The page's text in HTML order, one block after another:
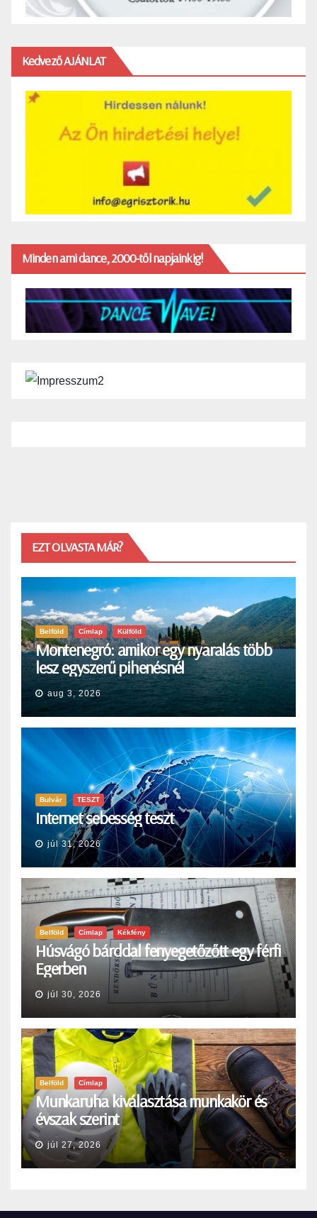
Kedvező AJÁNLAT
Minden ami dance, 2000-től napjainkig!
EZT OLVASTA MÁR?
Belföld Címlap Külföld
Montenegró: amikor egy nyaralás több
lesz egyszerű pihenésnél
aug 3, 2026
Bulvár TESZT
Internet sebesség teszt
júl 31, 2026
Belföld Címlap Kékfény
Húsvágó bárddal fenyegetőzőtt egy férfi
Egerben
júl 30, 2026
Belföld Címlap
Munkaruha kiválasztása munkakör és
évszak szerint
júl 27, 2026